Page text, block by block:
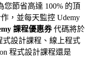
您節省高達 100% 的頂
，並每天監控 Udemy
課程優惠券代碼將於
式設計課程、線上程式
程式設計課程還是